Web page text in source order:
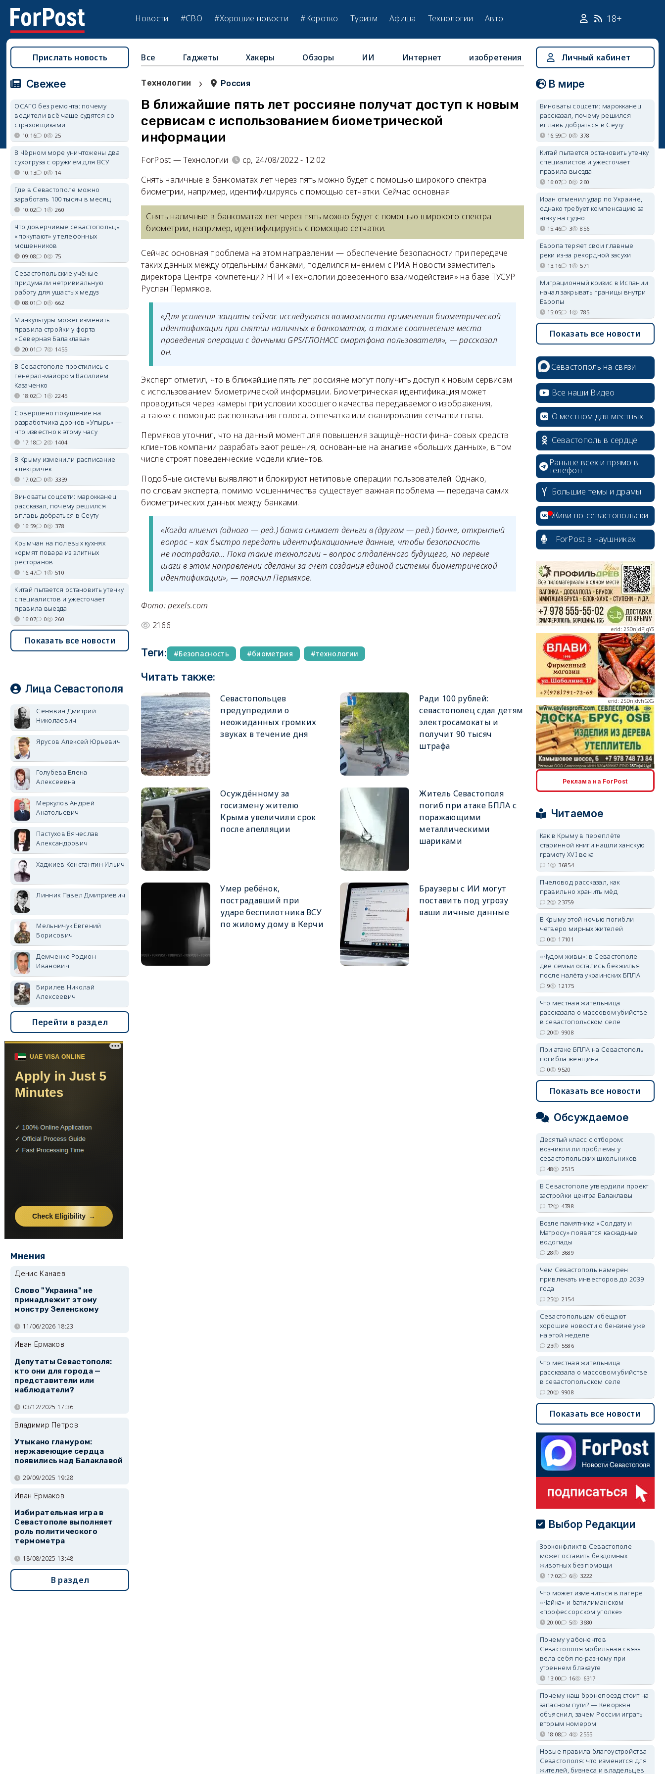
Новости #СВО #Хорошие новости #Коротко Туризм Афиша Технологии Авто 18+
Все Гаджеты Хакеры Обзоры ИИ Интернет изобретения
Технологии › Россия
В ближайшие пять лет россияне получат доступ к новым
сервисам с использованием биометрической
информации
ForPost — Технологии
ср, 24/08/2022 - 12:02
Снять наличные в банкоматах лет через пять можно будет с помощью широкого спектра
биометрии, например, идентифицируясь с помощью сетчатки. Сейчас основная
Снять наличные в банкоматах лет через пять можно будет с помощью широкого спектра
биометрии, например, идентифицируясь с помощью сетчатки.
Сейчас основная проблема на этом направлении — обеспечение безопасности при передаче
таких данных между отдельными банками, поделился мнением с РИА Новости заместитель
директора Центра компетенций НТИ «Технологии доверенного взаимодействия» на базе ТУСУР
Руслан Пермяков.
«Для усиления защиты сейчас исследуются возможности применения биометрической
идентификации при снятии наличных в банкоматах, а также соотнесение места
проведения операции с данными GPS/ГЛОНАСС смартфона пользователя», — рассказал
он.
Эксперт отметил, что в ближайшие пять лет россияне могут получить доступ к новым сервисам
с использованием биометрической информации. Биометрическая идентификация может
проводиться через камеры при условии хорошего качества передаваемого изображения,
а также с помощью распознавания голоса, отпечатка или сканирования сетчатки глаза.
Пермяков уточнил, что на данный момент для повышения защищённости финансовых средств
клиентов компании разрабатывают решения, основанные на анализе «больших данных», в том
числе строят поведенческие модели клиентов.
Подобные системы выявляют и блокируют нетиповые операции пользователей. Однако,
по словам эксперта, помимо мошенничества существует важная проблема — передача самих
биометрических данных между банками.
«Когда клиент (одного — ред.) банка снимает деньги в (другом — ред.) банке, открытый
вопрос – как быстро передать идентификационные данные, чтобы безопасность
не пострадала… Пока такие технологии – вопрос отдалённого будущего, но первые
шаги в этом направлении сделаны за счет создания единой системы биометрической
идентификации», — пояснил Пермяков.
Фото: pexels.com
2166
Теги: Безопасность биометрия технологии
Читать также:
Севастопольцев
предупредили о
неожиданных громких
звуках в течение дня
Ради 100 рублей:
севастополец сдал детям
электросамокаты и
получит 90 тысяч
штрафа
Осуждённому за
госизмену жителю
Крыма увеличили срок
после апелляции
Житель Севастополя
погиб при атаке БПЛА с
поражающими
металлическими
шариками
Умер ребёнок,
пострадавший при
ударе беспилотника ВСУ
по жилому дому в Керчи
Браузеры с ИИ могут
поставить под угрозу
ваши личные данные
Прислать новость
Свежее
ОСАГО без ремонта: почему
водители всё чаще судятся со
страховщиками
10:16 0 25
В Чёрном море уничтожены два
сухогруза с оружием для ВСУ
10:13 0 14
Где в Севастополе можно
заработать 100 тысяч в месяц
10:02 1 260
Что доверчивые севастопольцы
«покупают» у телефонных
мошенников
09:08 0 75
Севастопольские учёные
придумали нетривиальную
работу для ушастых медуз
08:01 0 662
Минкультуры может изменить
правила стройки у форта
«Северная Балаклава»
20:01 7 1455
В Севастополе простились с
генерал-майором Василием
Казаченко
18:02 1 2245
Совершено покушение на
разработчика дронов «Упырь» —
что известно к этому часу
17:18 2 1404
В Крыму изменили расписание
электричек
17:02 0 3339
Виноваты соцсети: марокканец
рассказал, почему решился
вплавь добраться в Сеуту
16:59 0 378
Крымчан на полевых кухнях
кормят повара из элитных
ресторанов
16:47 1 510
Китай пытается остановить утечку
специалистов и ужесточает
правила выезда
16:07 0 260
Показать все новости
Лица Севастополя
Сенявин Дмитрий
Николаевич
Ярусов Алексей Юрьевич
Голубева Елена
Алексеевна
Меркулов Андрей
Анатольевич
Пастухов Вячеслав
Александрович
Хаджиев Константин Ильич
Линник Павел Дмитриевич
Мельничук Евгений
Борисович
Демченко Родион
Иванович
Бирилев Николай
Алексеевич
Перейти в раздел
Мнения
Денис Канаев
Слово "Украина" не
принадлежит этому
монстру Зеленскому
11/06/2026 18:23
Иван Ермаков
Депутаты Севастополя:
кто они для города —
представители или
наблюдатели?
03/12/2025 17:36
Владимир Петров
Утыкано гламуром:
нержавеющие сердца
появились над Балаклавой
29/09/2025 19:28
Иван Ермаков
Избирательная игра в
Севастополе выполняет
роль политического
термометра
18/08/2025 13:48
В раздел
Личный кабинет
В мире
Виноваты соцсети: марокканец
рассказал, почему решился
вплавь добраться в Сеуту
16:59 0 378
Китай пытается остановить утечку
специалистов и ужесточает
правила выезда
16:07 0 260
Иран отменил удар по Украине,
однако требует компенсацию за
атаку на судно
15:46 3 856
Европа теряет свои главные
реки из-за рекордной засухи
13:16 1 571
Миграционный кризис в Испании
начал закрывать границы внутри
Европы
15:05 1 785
Показать все новости
Севастополь на связи
Все наши Видео
О местном для местных
Севастополь в сердце
Раньше всех и прямо в
телефон
Большие темы и драмы
Живи по-севастопольски
ForPost в наушниках
erid: 2SDnjdPjgYS
erid: 2SDnjdvhGXG
erid: 2SDnjcLUypt
erid: 2SDnjcrDNw6
erid: 2SDnjdPjgYS
Реклама на ForPost
Читаемое
Как в Крыму в переплёте
старинной книги нашли ханскую
грамоту XVI века
1 36854
Пчеловод рассказал, как
правильно хранить мёд
2 23759
В Крыму этой ночью погибли
четверо мирных жителей
0 17101
«Чудом живы»: в Севастополе
две семьи остались без жилья
после налёта украинских БПЛА
9 12175
Что местная жительница
рассказала о массовом убийстве
в севастопольском селе
20 9908
При атаке БПЛА на Севастополь
погибла женщина
0 9520
Показать все новости
Обсуждаемое
Десятый класс с отбором:
возникли ли проблемы у
севастопольских школьников
48 2515
В Севастополе утвердили проект
застройки центра Балаклавы
32 4788
Возле памятника «Солдату и
Матросу» появятся каскадные
водопады
28 3689
Чем Севастополь намерен
привлекать инвесторов до 2039
года
25 2154
Севастопольцам обещают
хорошие новости о бензине уже
на этой неделе
23 5586
Что местная жительница
рассказала о массовом убийстве
в севастопольском селе
20 9908
Показать все новости
Выбор Редакции
Зооконфликт в Севастополе
может оставить бездомных
животных без помощи
17:02 6 3222
Что может измениться в лагере
«Чайка» и батилиманском
«профессорском уголке»
20:00 5 3680
Почему у абонентов
Севастополя мобильная связь
вела себя по-разному при
утреннем блэкауте
13:00 16 6317
Почему наш бронепоезд стоит на
запасном пути? — Кеворкян
объяснил, зачем России играть
вторым номером
18:08 4 2555
Новые правила благоустройства
Севастополя: что изменится для
жителей, бизнеса и владельцев